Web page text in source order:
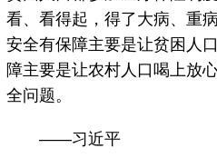
看、看得起，得了大病、重
安全有保障主要是让贫困人
障主要是让农村人口喝上放
全问题。
——习近平